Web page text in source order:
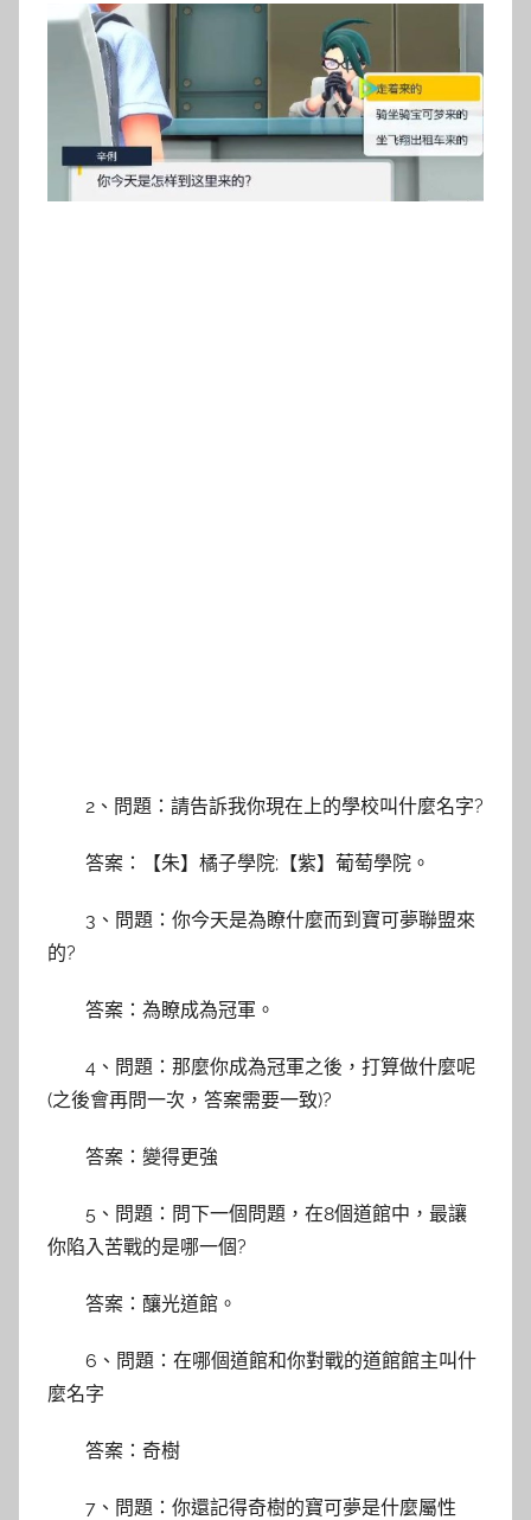
2、問題：請告訴我你現在上的學校叫什麼名字?
答案：【朱】橘子學院;【紫】葡萄學院。
3、問題：你今天是為瞭什麼而到寶可夢聯盟來
的?
答案：為瞭成為冠軍。
4、問題：那麼你成為冠軍之後，打算做什麼呢
(之後會再問一次，答案需要一致)?
答案：變得更強
5、問題：問下一個問題，在8個道館中，最讓
你陷入苦戰的是哪一個?
答案：釀光道館。
6、問題：在哪個道館和你對戰的道館館主叫什
麼名字
答案：奇樹
7、問題：你還記得奇樹的寶可夢是什麼屬性